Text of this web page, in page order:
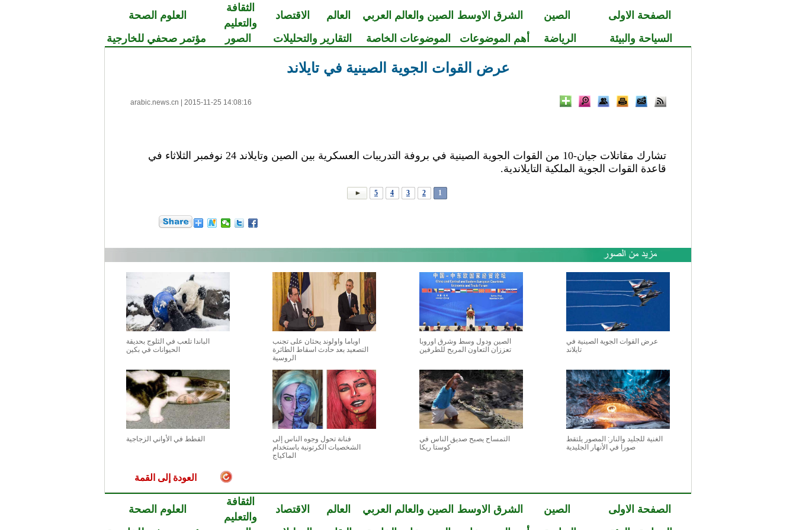
الصفحة الاولى الصين الشرق الاوسط الصين والعالم العربي العالم الاقتصاد
الثقافة
والتعليم
العلوم الصحة
السياحة والبيئة
الرياضة أهم الموضوعات الموضوعات الخاصة التقارير والتحليلات الصور مؤتمر صحفي للخارجية
عرض القوات الجوية الصينية في تايلاند
arabic.news.cn 2015-11-25 14:08:16
تشارك مقاتلات جيان-10 من القوات الجوية الصينية في بروفة التدريبات العسكرية بين الصين وتايلاند 24 نوفمبر الثلاثاء في
قاعدة القوات الجوية الملكية التايلاندية.
1
2
3
4
5
عرض القوات الجوية الصينية في
تايلاند
الصين ودول وسط وشرق اوروبا
تعززان التعاون المربح للطرفين
اوباما واولوند يحثان على تجنب
التصعيد بعد حادث اسقاط الطائرة
الروسية
الباندا تلعب في الثلوج بحديقة
الحيوانات في بكين
الغنية للجليد والنار: المصور يلتقط
صورا في الأنهار الجليدية
التمساح يصبح صديق الناس في
كوستا ريكا
فنانة تحول وجوه الناس إلى
الشخصيات الكرتونية باستخدام
الماكياج
القطط في الأواني الزجاجية
العودة إلى القمة
الصفحة الاولى الصين الشرق الاوسط الصين والعالم العربي العالم الاقتصاد
الثقافة
والتعليم
العلوم الصحة